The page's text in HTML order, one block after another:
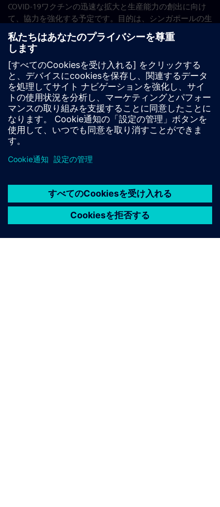
COVID-19ワクチンの迅速な拡大と生産能力の創出に向け
て、協力を強化する予定です。目的は、シンガポールの生
産施設から始めて、マールブルク工場とその技術に基づい
て、COVID-19ワクチンの生産のための新しい生産拠点を
世界中に設立することです。この協力のもと、Siemens、
設計、シミュレーション、エンジニアリングソフトウェ
ア、プロセス制御技術など、最新の自動化およびデジタル
化技術をBioNTechの生産現場に提供します。
2021 年 6 月
写真:© BionTech SE 2021、全著作権所有